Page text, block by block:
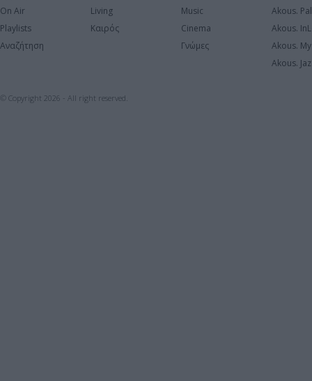
On Air
Playlists
Αναζήτηση
Living
Καιρός
Music
Cinema
Γνώμες
Akous.
Akous.
Akous.
Akous.
© Copyright 2026 - All right reserved.